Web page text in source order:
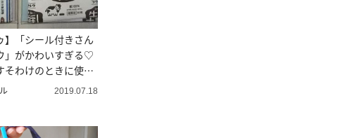
】「シール付きさん
」がかわいすぎる♡
そわけのときに使っ
2019.07.18